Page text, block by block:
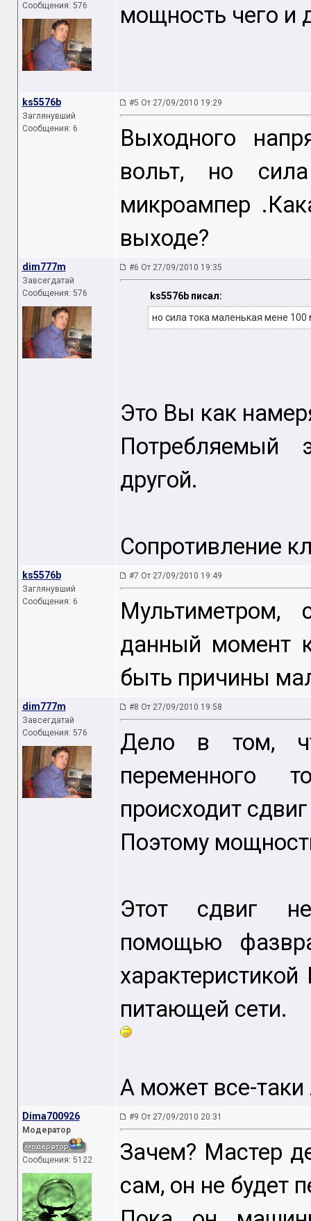
Сообщения: 576
мощность чего и
ks5576b
Заглянувший
Сообщения: 6
#5 От 27/09/2010 19:29
Выходного
вольт, но
микроампер
выходе?
dim777m
Завсегдатай
Сообщения: 576
#6 От 27/09/2010 19:35
ks5576b писал:
но сила тока маленькая мене 100
Это Вы как
Потребляемый
другой.
Сопротивление
ks5576b
Заглянувший
Сообщения: 6
#7 От 27/09/2010 19:49
Мультиметром,
данный момент
быть причины
dim777m
Завсегдатай
Сообщения: 576
#8 От 27/09/2010 19:58
Дело в том,
переменного
происходит
Поэтому
Этот сдвиг
помощью
питающей сети.
А может все-таки
Dima700926
Модератор
Сообщения: 5122
#9 От 27/09/2010 20:31
Зачем? Мастер
сам, он не будет